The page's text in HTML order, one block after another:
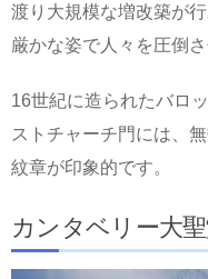
渡り大規模な増改築が
厳かな姿で人々を圧倒さ
16世紀に造られたバロ
ストチャーチ門には、
紋章が印象的です。
カンタベリー大